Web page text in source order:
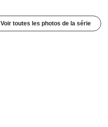
Voir toutes les photos de la série